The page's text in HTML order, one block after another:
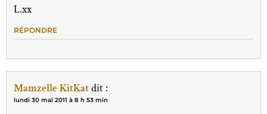
L.xx
RÉPONDRE
Mamzelle KitKatdit :
lundi 30 mai 2011 à 8 h 53 min